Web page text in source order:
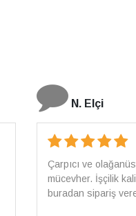
İ. Bozkurt
Harika tam
arkadaşlara da
alışveriş